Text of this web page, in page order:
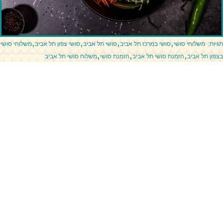
תגיות: משלוחי סושי ,סושי במרכז תל אביב,סושי תל אביב,סושי צפון תל אביב,משלוחי סושי
בצפון תל אביב,הזמנת סושי תל אביב,הזמנת סושי ,משלוח סושי תל אביב